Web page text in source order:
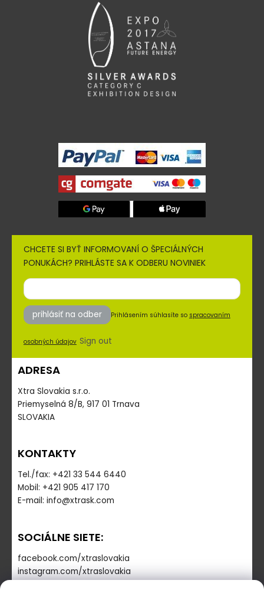
CHCETE SI BYŤ INFORMOVANÍ O ŠPECIÁLNÝCH
PONUKÁCH? PRIHLÁSTE SA K ODBERU NOVINIEK
prihlásiť na odber Prihlásením súhlasíte so spracovaním
osobných údajov Sign out
ADRESA
Xtra Slovakia s.r.o.
Priemyselná 8/B, 917 01 Trnava
SLOVAKIA
KONTAKTY
Tel./fax: +421 33 544 6440
Mobil: +421 905 417 170
E-mail: info@xtrask.com
SOCIÁLNE SIETE:
facebook.com/xtraslovakia
instagram.com/xtraslovakia